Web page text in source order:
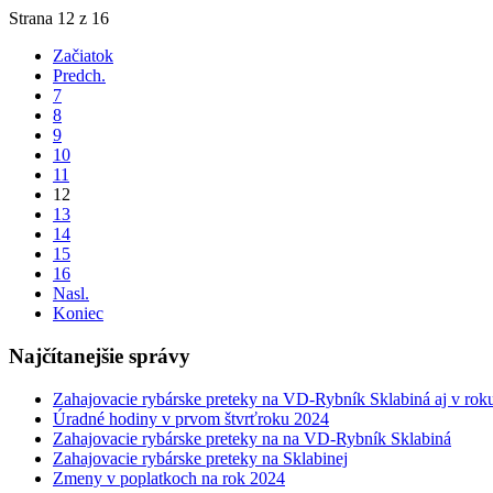
Strana 12 z 16
Začiatok
Predch.
7
8
9
10
11
12
13
14
15
16
Nasl.
Koniec
Najčítanejšie správy
Zahajovacie rybárske preteky na VD-Rybník Sklabiná aj v
Úradné hodiny v prvom štvrťroku 2024
Zahajovacie rybárske preteky na na VD-Rybník Sklabiná
Zahajovacie rybárske preteky na Sklabinej
Zmeny v poplatkoch na rok 2024